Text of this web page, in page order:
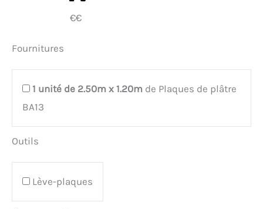
€€
Fournitures
1 unité de 2.50m x 1.20m de Plaques de plâtre
BA13
Outils
Lève-plaques